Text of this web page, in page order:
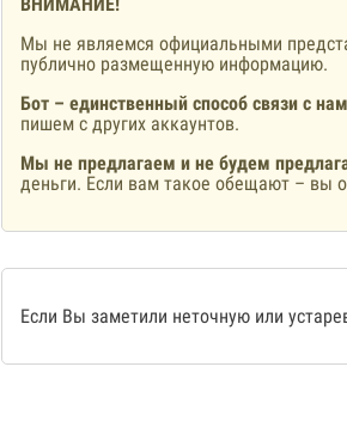
Мы не являемся официальными
публично размещенную информацию.
Бот – единственный способ связи с
пишем с других аккаунтов.
Мы не предлагаем и не будем
деньги. Если вам такое обещают – вы
Если Вы заметили неточную или